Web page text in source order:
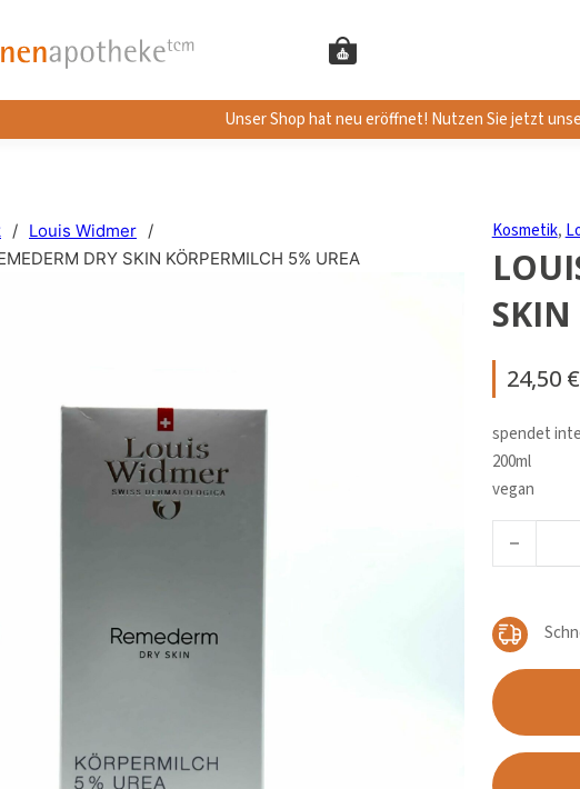
Unser Shop hat neu eröffnet! Nutzen Sie jetzt
/ Louis Widmer /
DRY SKIN KÖRPERMILCH 5% UREA
Kosmetik,
24,50 €
spendet
200ml
vegan
LOUIS